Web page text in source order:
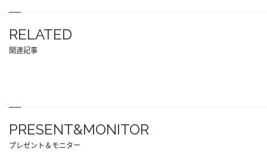
RELATED
関連記事
PRESENT&MONITOR
プレゼント＆モニター